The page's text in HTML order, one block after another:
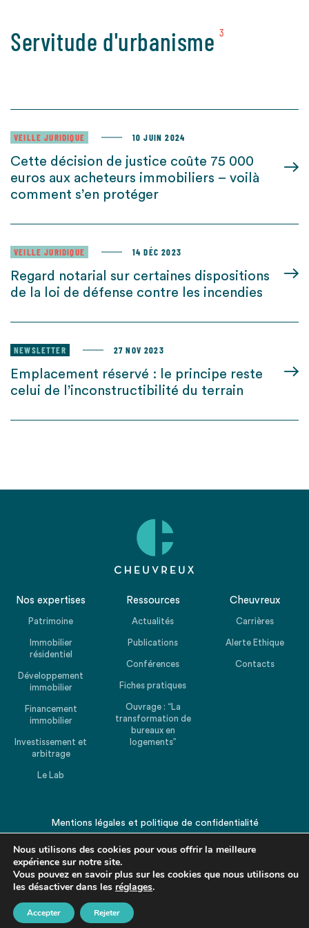
Servitude d'urbanisme 3
VEILLE JURIDIQUE 10 JUIN 2024
Cette décision de justice coûte 75 000
euros aux acheteurs immobiliers – voilà
comment s’en protéger
VEILLE JURIDIQUE 14 DÉC 2023
Regard notarial sur certaines dispositions
de la loi de défense contre les incendies
NEWSLETTER 27 NOV 2023
Emplacement réservé : le principe reste
celui de l’inconstructibilité du terrain
Nos expertises
Patrimoine
Immobilier
résidentiel
Développement
immobilier
Financement
immobilier
Investissement et
arbitrage
Le Lab
Ressources
Actualités
Publications
Conférences
Fiches pratiques
Ouvrage : “La
transformation de
bureaux en
logements”
Cheuvreux
Carrières
Alerte Ethique
Contacts
Mentions légales et politique de confidentialité
Revenir en haut de la page
Nous utilisons des cookies pour vous offrir la meilleure
expérience sur notre site.
Vous pouvez en savoir plus sur les cookies que nous utilisons ou
les désactiver dans les réglages.
Accepter Rejeter